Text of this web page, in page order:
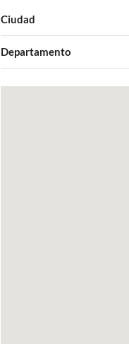
Ciudad
Departamento